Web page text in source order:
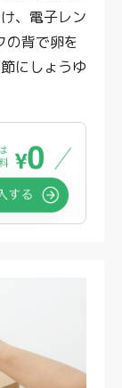
、電子レン
背で卵を
にしょうゆ